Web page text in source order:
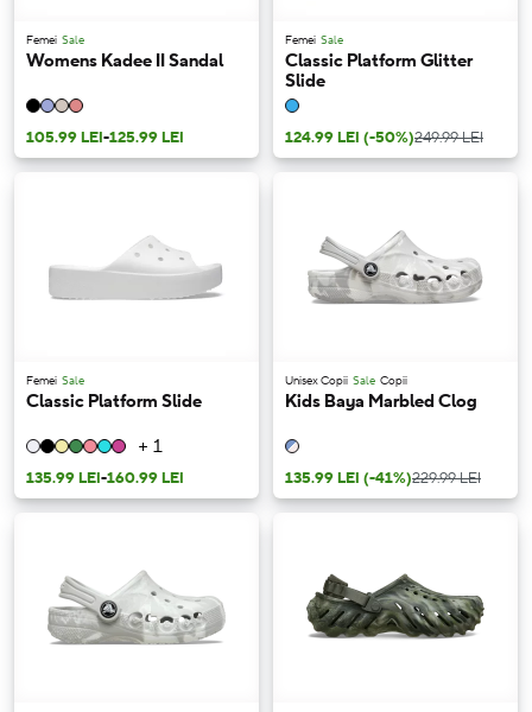
Femei Sale
Womens Kadee II Sandal
105.99 LEI-125.99 LEI
Femei Sale
Classic Platform Glitter
Slide
124.99 LEI (-50%)249.99 LEI
Femei Sale
Classic Platform Slide
+ 1
135.99 LEI-160.99 LEI
Unisex Copii Sale Copii
Kids Baya Marbled Clog
135.99 LEI (-41%)229.99 LEI